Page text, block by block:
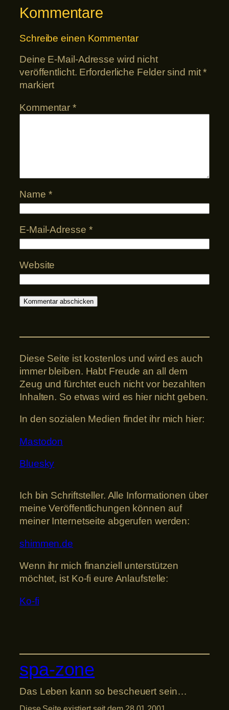
Kommentare
Schreibe einen Kommentar
Deine E-Mail-Adresse wird nicht
veröffentlicht. Erforderliche Felder sind mit*
markiert
Kommentar*
Name *
E-Mail-Adresse *
Website
Diese Seite ist kostenlos und wird es auch
immer bleiben. Habt Freude an all dem
Zeug und fürchtet euch nicht vor bezahlten
Inhalten. So etwas wird es hier nicht geben.
In den sozialen Medien findet ihr mich hier:
Mastodon
Bluesky
Ich bin Schriftsteller. Alle Informationen über
meine Veröffentlichungen können auf
meiner Internetseite abgerufen werden:
shimmen.de
Wenn ihr mich finanziell unterstützen
möchtet, ist Ko-fi eure Anlaufstelle:
Ko-fi
spa-zone
Das Leben kann so bescheuert sein…